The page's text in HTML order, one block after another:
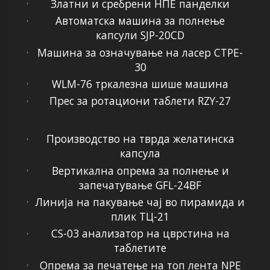
Златни и сребрени НПЕ панделки
Автоматска машина за полнење
капсули SJP-20CD
Машина за означување на ласер CTPE-
30
WLM-76 тркалезна шише машина
Прес за ротациони таблети RZY-27
Производство на тврда желатинска
капсула
Вертикална опрема за полнење и
запечатување GFL-24BF
Линија на пакување чај во пирамида и
плик ТЦ-21
CS-03 анализатор на цврстина на
таблетите
Опрема за печатење на топ лента NPE